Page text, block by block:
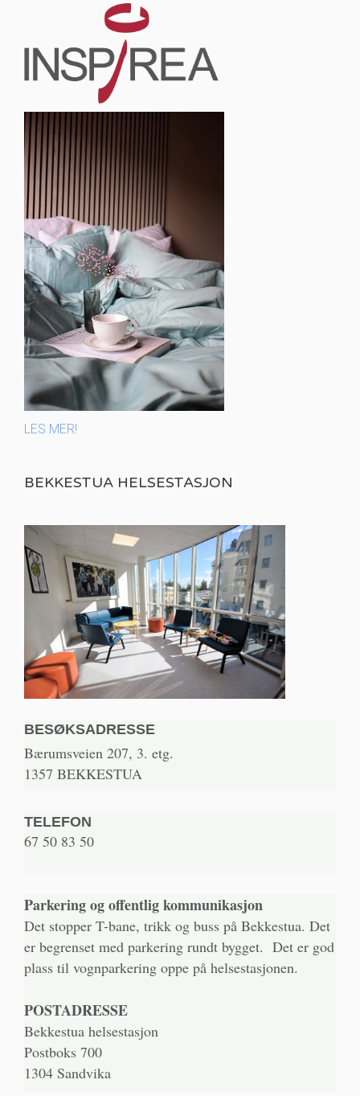
LES MER!
BEKKESTUA HELSESTASJON
BESØKSADRESSE
Bærumsveien 207, 3. etg.
1357 BEKKESTUA
TELEFON
67 50 83 50
Parkering og offentlig kommunikasjon
Det stopper T-bane, trikk og buss på Bekkestua. Det
er begrenset med parkering rundt bygget. Det er god
plass til vognparkering oppe på helsestasjonen.
POSTADRESSE
Bekkestua helsestasjon
Postboks 700
1304 Sandvika